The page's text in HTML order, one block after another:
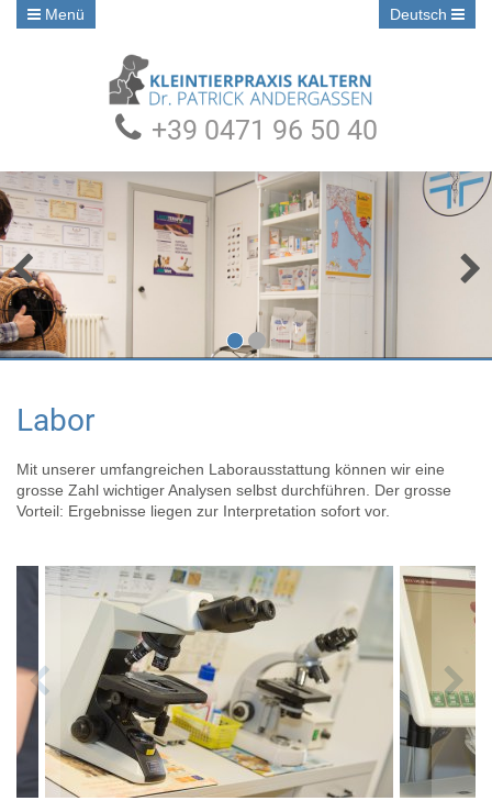
Menü Deutsch
+39 0471 96 50 40
• •
Labor
Mit unserer umfangreichen Laborausstattung können wir eine
grosse Zahl wichtiger Analysen selbst durchführen. Der grosse
Vorteil: Ergebnisse liegen zur Interpretation sofort vor.